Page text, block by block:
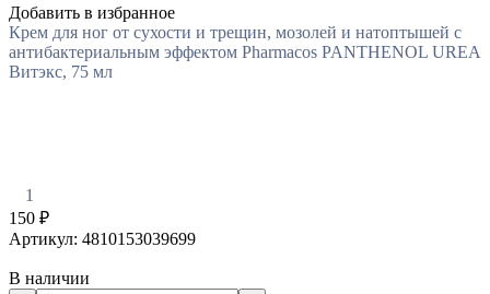
Добавить в избранное
Крем для ног от сухости и трещин, мозолей и натоптышей с
антибактериальным эффектом Pharmacos PANTHENOL UREA
Витэкс, 75 мл
1
150 ₽
Артикул: 4810153039699
В наличии